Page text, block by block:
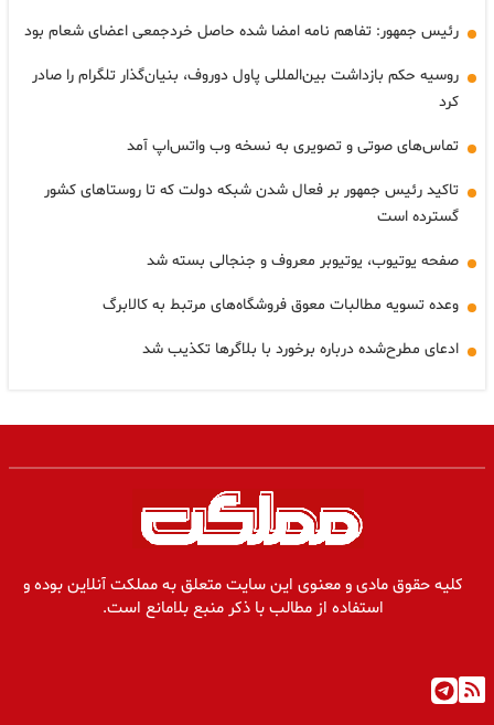
رئیس جمهور: تفاهم نامه امضا شده حاصل خردجمعی اعضای شعام بود
روسیه حکم بازداشت بین‌المللی پاول دوروف، بنیان‌گذار تلگرام را صادر
کرد
تماس‌های صوتی و تصویری به نسخه وب واتس‌اپ آمد
تاکید رئیس جمهور بر فعال شدن شبکه دولت که تا روستاهای کشور
گسترده است
صفحه یوتیوب، یوتیوبر معروف و جنجالی بسته شد
وعده تسویه مطالبات معوق فروشگاه‌های مرتبط به کالابرگ
ادعای مطرح‌شده درباره برخورد با بلاگرها تکذیب شد
کلیه حقوق مادی و معنوی این سایت متعلق به مملکت آنلاین بوده و
استفاده از مطالب با ذکر منبع بلامانع است.